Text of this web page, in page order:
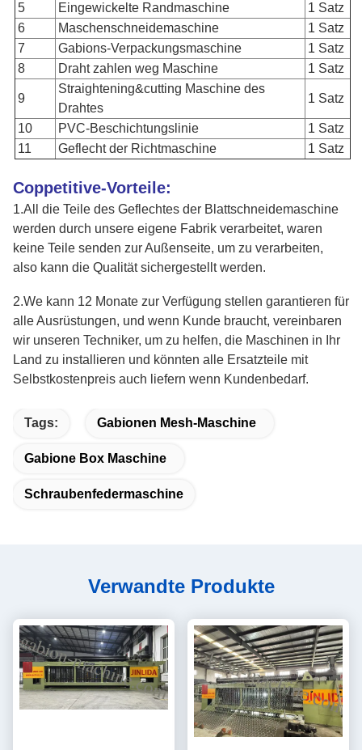
5
Eingewickelte Randmaschine
1 Satz
6
Maschenschneidemaschine
1 Satz
7
Gabions-Verpackungsmaschine
1 Satz
8
Draht zahlen weg Maschine 1 Satz
9
Straightening&cutting Maschine des
Drahtes
1 Satz
10 PVC-Beschichtungslinie
1 Satz
11
Geflecht der Richtmaschine 1 Satz
Coppetitive-Vorteile:
1.All die Teile des Geflechtes der Blattschneidemaschine
werden durch unsere eigene Fabrik verarbeitet, waren
keine Teile senden zur Außenseite, um zu verarbeiten,
also kann die Qualität sichergestellt werden.
2.We kann 12 Monate zur Verfügung stellen garantieren für
alle Ausrüstungen, und wenn Kunde braucht, vereinbaren
wir unseren Techniker, um zu helfen, die Maschinen in Ihr
Land zu installieren und könnten alle Ersatzteile mit
Selbstkostenpreis auch liefern wenn Kundenbedarf.
Tags: Gabionen Mesh-Maschine
Gabione Box Maschine
Schraubenfedermaschine
Verwandte Produkte